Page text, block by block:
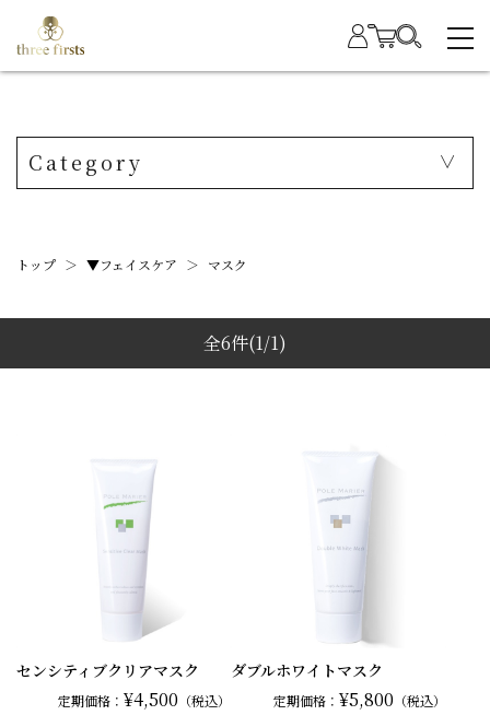
Category
トップ ＞ ▼フェイスケア ＞ マスク
全6件(1/1)
センシティブクリアマスク
定期価格： ¥4,500 （税込）
ダブルホワイトマスク
定期価格： ¥5,800 （税込）